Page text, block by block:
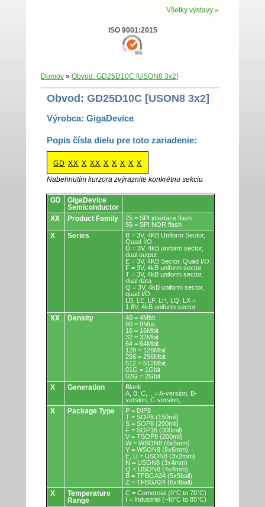
Všetky výstavy »
ISO 9001:2015
Domov » Obvod: GD25D10C [USON8 3x2]
Obvod: GD25D10C [USON8 3x2]
Výrobca: GigaDevice
Popis čísla dielu pre toto zariadenie:
GD XX X XX X X X X X
Nabehnutím kurzora zvýraznite konkrétnu sekciu
Obvody.
GD
GigaDevice
Semiconductor
XX
Product Family
25 = SPI interface flash
55 = SPI NOR flash
X Series
B = 3V, 4KB Uniform Sector,
Quad I/O
D = 3V, 4kB uniform sector,
dual output
E = 3V, 4KB Sector, Quad I/O
F = 3V, 4kB uniform sector
T = 3V, 4kB uniform sector,
dual data
Q = 3V, 4kB uniform sector,
quad I/O
LB, LE, LF, LH, LQ, LX =
1.8V, 4kB uniform sector
XX Density
40 = 4Mbit
80 = 8Mbit
16 = 16Mbit
32 = 32Mbit
64 = 64Mbit
128 = 128Mbit
256 = 256Mbit
512 = 512Mbit
01G = 1Gbit
02G = 2Gbit
X Generation
Blank
A, B, C,... = A-version, B-
version, C-version,...
X Package Type
P = DIP8
T = SOP8 (150mil)
S = SOP8 (200mil)
F = SOP16 (300mil)
V = TSOP8 (200mil)
W = WSON8 (6x5mm)
Y = WSON8 (8x6mm)
E, U = USON8 (3x2mm)
N = USON8 (3x4mm)
Q = USON8 (4x4mm)
B = TFBGA24 (5x5ball)
Z = TFBGA24 (6x4ball)
X
Temperature
Range
C = Comercial (0°C to 70°C)
I = Industrial (-40°C to 85°C)